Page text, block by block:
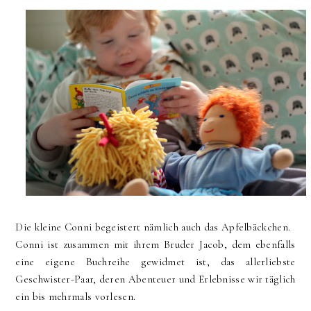
Die kleine Conni begeistert nämlich auch das Apfelbäckchen.
Conni ist zusammen mit ihrem Bruder Jacob, dem ebenfalls
eine eigene Buchreihe gewidmet ist, das allerliebste
Geschwister-Paar, deren Abenteuer und Erlebnisse wir täglich
ein bis mehrmals vorlesen.